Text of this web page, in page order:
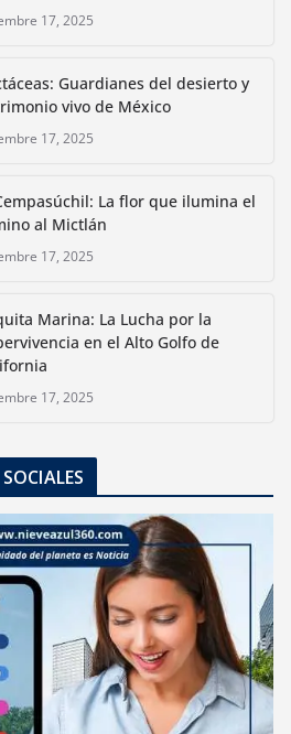
17, 2025
Guardianes del desierto y
vivo de México
17, 2025
La flor que ilumina el
al Mictlán
17, 2025
Marina: La Lucha por la
en el Alto Golfo de
17, 2025